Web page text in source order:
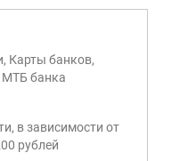
Карты банков,
МТБ банка
в зависимости от
рублей